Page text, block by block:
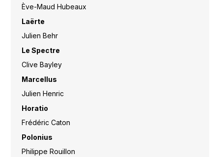
Ève-Maud Hubeaux
Laërte
Julien Behr
Le Spectre
Clive Bayley
Marcellus
Julien Henric
Horatio
Frédéric Caton
Polonius
Philippe Rouillon